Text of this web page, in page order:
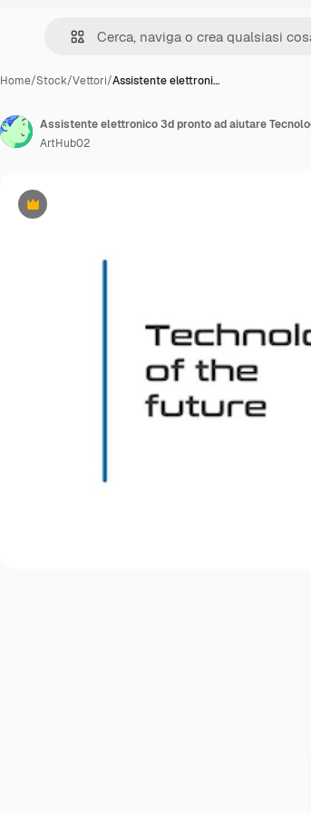
Home/Stock/Vettori/Assistente elettroni…
Premium
Assistente elettronico 3d pronto ad aiutare
ArtHub02